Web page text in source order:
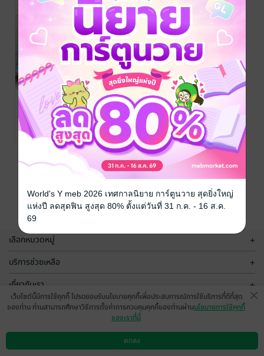
รักเอยจงมาสู่
ขวัญ
WitchiiPloy
นิยายรัก
No Rating
เลือกหมวดหมู่ +
บริการช่วยเหลือ +
เกี่ยวกับเรา +
กลุ่มธุรกิจในเครือ
ดาวน์โหลดแอป วิธีการใช้งาน ติดต่อเรา
เว็บไซต์นี้มีการใช้คุกกี้ โปรดยอมรับนโยบายคุกกี้เพื่อประสบการณ์การใช้บริการที่ดีที่สุด
ของท่าน ท่านสามารถศึกษาวิธีการตั้งค่าการควบคุมคุกกี้ของท่านผ่านนโยบายการใช้คุกกี้
ของเราที่นี่
ตกลง
World's Y meb 2026 เทศกาลนิยาย การ์ตูนวาย สุดยิ่งใหญ่
แห่งปี ลดสุดฟิน สูงสุด 80% ตั้งแต่วันที่ 31 ก.ค. - 16 ส.ค.
69